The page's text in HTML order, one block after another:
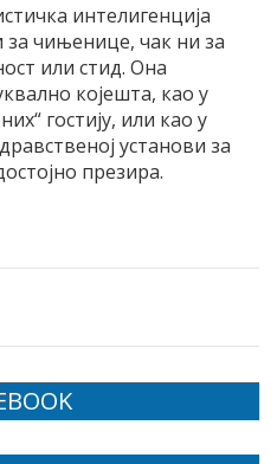
интелигенција
за чињенице, чак ни за
или стид. Она
којешта, као у
гостију, или као у
установи за
презира.